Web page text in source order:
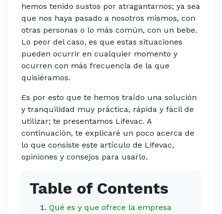
hemos tenido sustos por atragantarnos; ya sea
que nos haya pasado a nosotros mismos, con
otras personas o lo más común, con un bebe.
Lo peor del caso, es que estas situaciones
pueden ocurrir en cualquier momento y
ocurren con más frecuencia de la que
quisiéramos.
Es por esto que te hemos traído una solución
y tranquilidad muy práctica, rápida y fácil de
utilizar; te presentamos Lifevac. A
continuación, te explicaré un poco acerca de
lo que consiste este artículo de Lifevac,
opiniones y consejos para usarlo.
Table of Contents
Qué es y que ofrece la empresa